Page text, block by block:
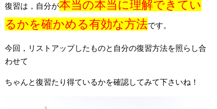
復習は，自分が本当の本当に理解できてい
るかを確かめる有効な方法です。
今回，リストアップしたものと自分の復習方法を照らし合
わせて
ちゃんと復習たり得ているかを確認してみて下さいね！